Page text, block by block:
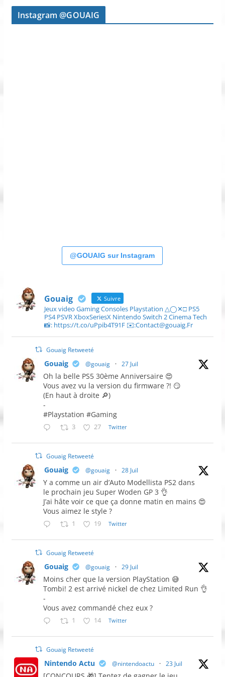
Instagram @GOUAIG
@GOUAIG sur Instagram
Gouaig Suivre
Jeux video Gaming Consoles Playstation △◯✕□ PS5
PS4 PSVR XboxSeriesX Nintendo Switch 2 Cinema Tech
📸: https://t.co/uPpib4T91F ✉️:Contact@gouaig.Fr
Gouaig Retweeté
Gouaig @gouaig · 27 Juil
Oh la belle PS5 30ème Anniversaire 😍
Vous avez vu la version du firmware ?! 😏
(En haut à droite 🔎)
-
#Playstation #Gaming
3 27 Twitter
Gouaig Retweeté
Gouaig @gouaig · 28 Juil
Y a comme un air d’Auto Modellista PS2 dans
le prochain jeu Super Woden GP 3 👌
J’ai hâte voir ce que ça donne matin en mains 😍
Vous aimez le style ?
1 19 Twitter
Gouaig Retweeté
Gouaig @gouaig · 29 Juil
Moins cher que la version PlayStation 😅
Tombi! 2 est arrivé nickel de chez Limited Run 👌
-
Vous avez commandé chez eux ?
1 14 Twitter
Gouaig Retweeté
Nintendo Actu @nintendoactu · 23 Juil